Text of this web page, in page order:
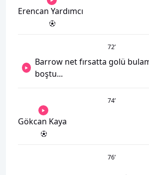
Erencan Yardımcı
72’
Barrow net fırsatta golü
boştu...
74’
Gökcan Kaya
76’